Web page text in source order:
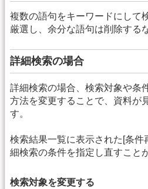
複数の語句をキーワードにして
厳選し、余分な語句は削除する
詳細検索の場合
詳細検索の場合、検索対象や条
方法を変更することで、資料が
す。
検索結果一覧に表示された[条件
細検索の条件を指定し直すこと
検索対象を変更する